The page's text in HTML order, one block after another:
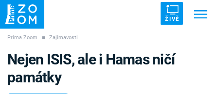
ŽIVĚ
ZÁHADY VETŘELCI DÁVNOVĚKU
Prima Zoom ■ Zajímavosti
Nejen ISIS, ale i Hamas ničí
památky